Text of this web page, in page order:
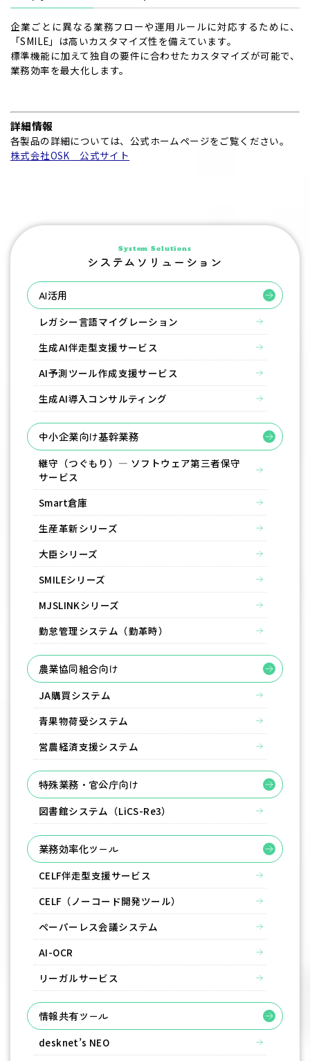
企業ごとに異なる業務フローや運用ルールに対応するために、
「SMILE」は高いカスタマイズ性を備えています。
標準機能に加えて独自の要件に合わせたカスタマイズが可能で、
業務効率を最大化します。
詳細情報
各製品の詳細については、公式ホームページをご覧ください。
株式会社OSK 公式サイト
System Solutions
システムソリューション
AI活用
レガシー言語マイグレーション
生成AI伴走型支援サービス
AI予測ツール作成支援サービス
生成AI導入コンサルティング
中小企業向け基幹業務
継守（つぐもり）― ソフトウェア第三者保守
サービス
Smart倉庫
生産革新シリーズ
大臣シリーズ
SMILEシリーズ
MJSLINKシリーズ
勤怠管理システム（勤革時）
農業協同組合向け
JA購買システム
青果物荷受システム
営農経済支援システム
特殊業務・官公庁向け
図書館システム（LiCS-Re3）
業務効率化ツール
CELF伴走型支援サービス
CELF（ノーコード開発ツール）
ペーパーレス会議システム
AI-OCR
リーガルサービス
情報共有ツール
desknet’s NEO